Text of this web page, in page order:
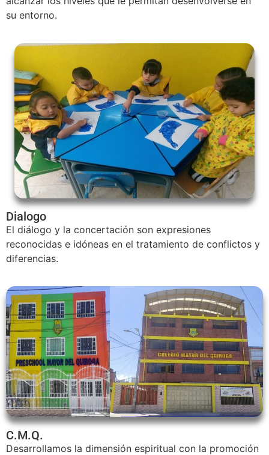
su entorno.
Dialogo
El diálogo y la concertación son expresiones
reconocidas e idóneas en el tratamiento de conflictos y
diferencias.
C.M.Q.
Desarrollamos la dimensión espiritual con la promoción